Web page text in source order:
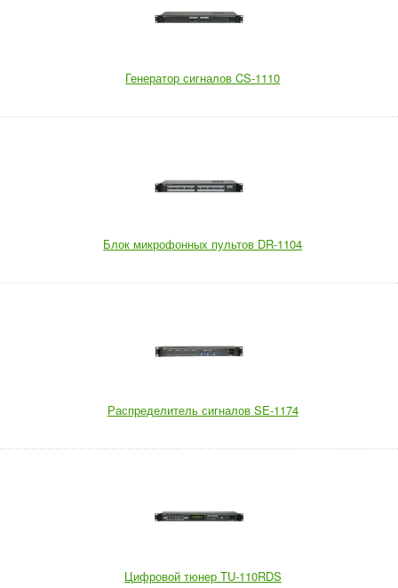
Генератор сигналов CS-1110
Блок микрофонных пультов DR-1104
Распределитель сигналов SE-1174
Цифровой тюнер TU-110RDS